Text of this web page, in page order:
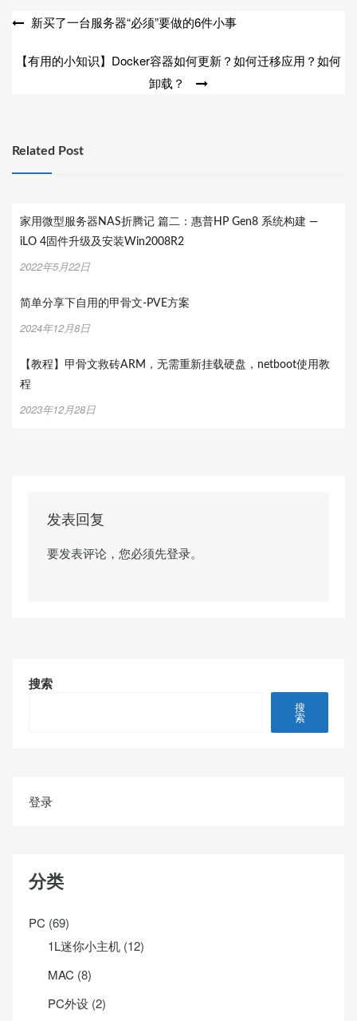
文
导
新买了一台服务器“必须”要做的6件小事
【有用的小知识】Docker容器如何更新？如何迁移应用？如何
卸载？
Related Post
家用微型服务器NAS折腾记 篇二：惠普HP Gen8 系统构建 —
iLO 4固件升级及安装Win2008R2
2022年5月22日
简单分享下自用的甲骨文-PVE方案
2024年12月8日
【教程】甲骨文救砖ARM，无需重新挂载硬盘，netboot使用教
程
2023年12月28日
发表回复
要发表评论，您必须先登录。
搜索
搜
索
登录
分类
PC (69)
1L迷你小主机 (12)
MAC (8)
PC外设 (2)